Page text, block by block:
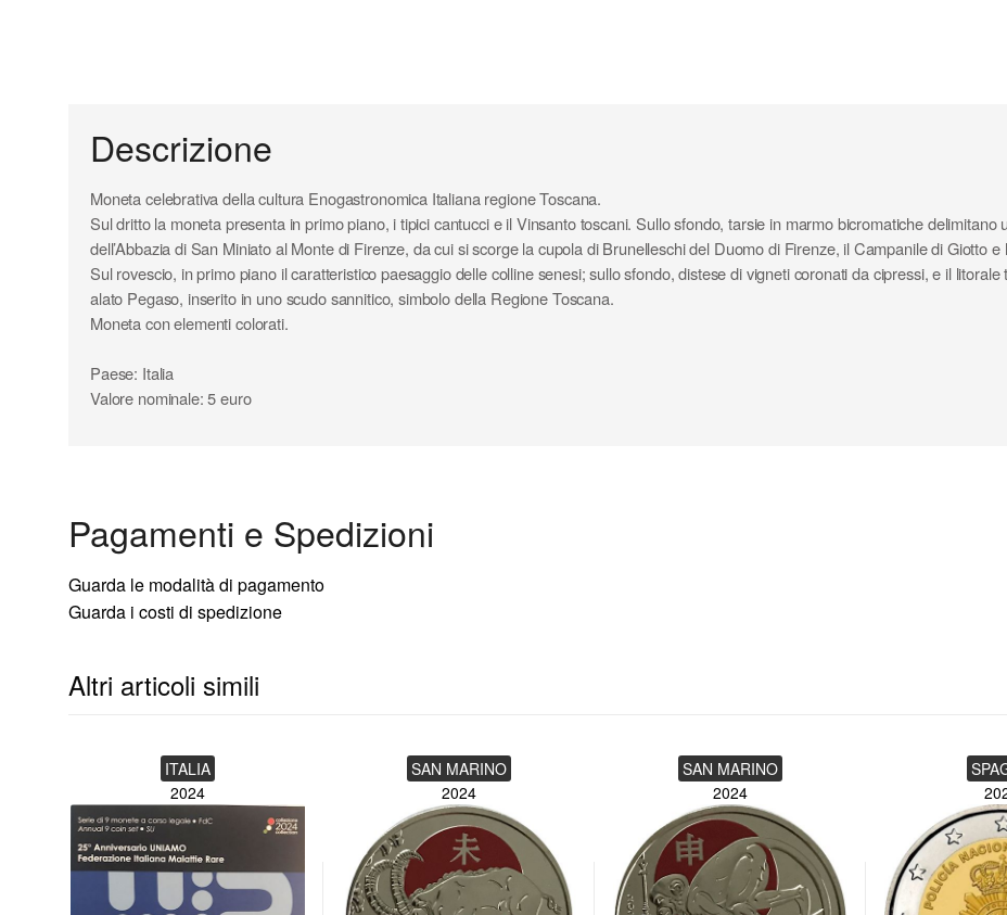
Descrizione
Moneta celebrativa della cultura Enogastronomica Italiana regione Toscana.
Sul dritto la moneta presenta in primo piano, i tipici cantucci e il Vinsanto toscani. Sullo sfondo, tarsie in marmo bicromatiche delimitano
dell’Abbazia di San Miniato al Monte di Firenze, da cui si scorge la cupola di Brunelleschi del Duomo di Firenze, il Campanile di Giotto
Sul rovescio, in primo piano il caratteristico paesaggio delle colline senesi; sullo sfondo, distese di vigneti coronati da cipressi, e il
alato Pegaso, inserito in uno scudo sannitico, simbolo della Regione Toscana.
Moneta con elementi colorati.
Paese: Italia
Valore nominale: 5 euro
Moneta fior di conio (FDC) in coincard con elementi colorati.
Pagamenti e Spedizioni
Guarda le modalità di pagamento
Guarda i costi di spedizione
Altri articoli simili
ITALIA
2024
SAN MARINO
2024
SAN MARINO
2024